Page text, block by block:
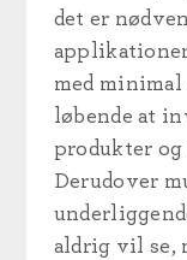
det er
med
løbende at
produkter og
Derudover
aldrig vil se,